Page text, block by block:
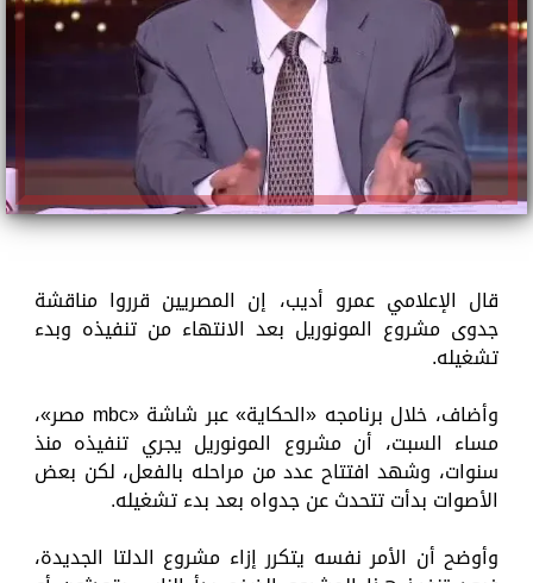
قال الإعلامي عمرو أديب، إن المصريين قرروا مناقشة
جدوى مشروع المونوريل بعد الانتهاء من تنفيذه وبدء
تشغيله.
وأضاف، خلال برنامجه «الحكاية» عبر شاشة «mbc مصر»،
مساء السبت، أن مشروع المونوريل يجري تنفيذه منذ
سنوات، وشهد افتتاح عدد من مراحله بالفعل، لكن بعض
الأصوات بدأت تتحدث عن جدواه بعد بدء تشغيله.
وأوضح أن الأمر نفسه يتكرر إزاء مشروع الدلتا الجديدة،